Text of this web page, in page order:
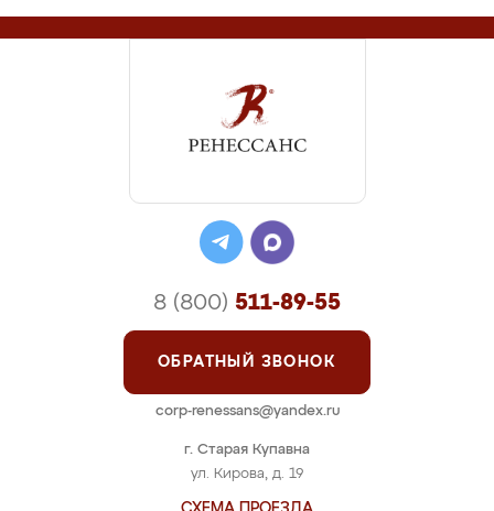
г. Старая Купавна
ул. Кирова, д. 19
8 (800) 511-89-55
ОБРАТНЫЙ ЗВОНОК
corp-renessans@yandex.ru